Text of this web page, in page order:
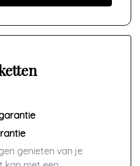
genieten van je